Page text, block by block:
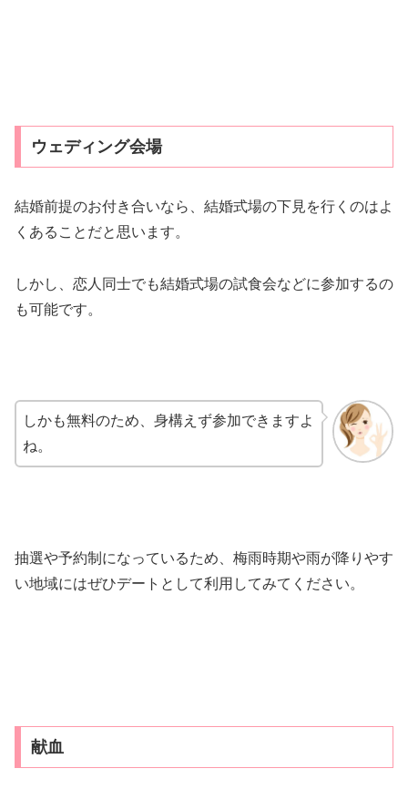
ウェディング会場
結婚前提のお付き合いなら、結婚式場の下見を行くのはよ
くあることだと思います。
しかし、恋人同士でも結婚式場の試食会などに参加するの
も可能です。
しかも無料のため、身構えず参加できますよ
ね。
抽選や予約制になっているため、梅雨時期や雨が降りやす
い地域にはぜひデートとして利用してみてください。
献血